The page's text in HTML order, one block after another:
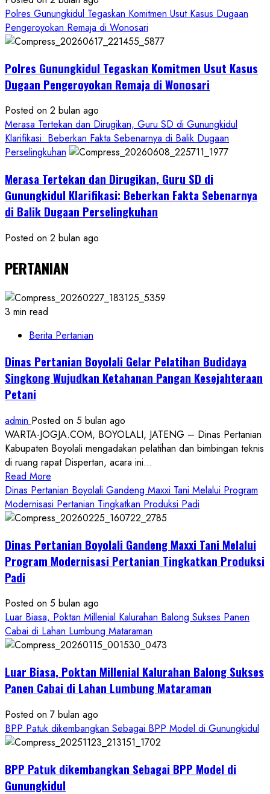
Polres Gunungkidul Tegaskan Komitmen Usut Kasus Dugaan
Pengeroyokan Remaja di Wonosari
Polres Gunungkidul Tegaskan Komitmen Usut Kasus
Dugaan Pengeroyokan Remaja di Wonosari
Posted on 2 bulan ago
Merasa Tertekan dan Dirugikan, Guru SD di Gunungkidul
Klarifikasi: Beberkan Fakta Sebenarnya di Balik Dugaan
Perselingkuhan
Merasa Tertekan dan Dirugikan, Guru SD di
Gunungkidul Klarifikasi: Beberkan Fakta Sebenarnya
di Balik Dugaan Perselingkuhan
Posted on 2 bulan ago
PERTANIAN
3 min read
Berita Pertanian
Dinas Pertanian Boyolali Gelar Pelatihan Budidaya
Singkong Wujudkan Ketahanan Pangan Kesejahteraan
Petani
admin Posted on 5 bulan ago
WARTA-JOGJA.COM, BOYOLALI, JATENG – Dinas Pertanian
Kabupaten Boyolali mengadakan pelatihan dan bimbingan teknis
di ruang rapat Dispertan, acara ini...
Read More
more
about
Dinas
Boyolali
Gelar
Singkong
Wujudkan
Ketahanan
Pangan
Petani
Dinas Pertanian Boyolali Gandeng Maxxi Tani Melalui Program
Modernisasi Pertanian Tingkatkan Produksi Padi
Dinas Pertanian Boyolali Gandeng Maxxi Tani Melalui
Program Modernisasi Pertanian Tingkatkan Produksi
Padi
Posted on 5 bulan ago
Luar Biasa, Poktan Millenial Kalurahan Balong Sukses Panen
Cabai di Lahan Lumbung Mataraman
Luar Biasa, Poktan Millenial Kalurahan Balong Sukses
Panen Cabai di Lahan Lumbung Mataraman
Posted on 7 bulan ago
BPP Patuk dikembangkan Sebagai BPP Model di Gunungkidul
BPP Patuk dikembangkan Sebagai BPP Model di
Gunungkidul